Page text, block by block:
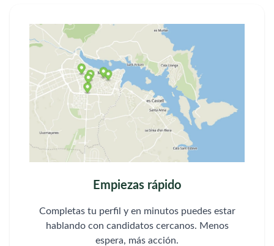
Empiezas rápido
Completas tu perfil y en minutos puedes estar
hablando con candidatos cercanos. Menos
espera, más acción.